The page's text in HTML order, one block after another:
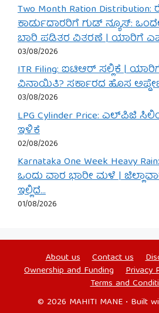
Two Month Ration
ಕಾರ್ಡುದಾರರಿಗೆ ಗುಡ್ ನ್ಯೂಸ್:
ಬಾರಿ ಪಡಿತರ ವಿತರಣೆ | ಯಾರಿಗೆ
03/08/2026
ITR Filing: ಐಟಿಆರ್ ಸಲ್ಲಿಕೆ |
ವಿನಾಯಿತಿ? ಸರ್ಕಾರದ ಹೊಸ
03/08/2026
LPG Cylinder Price: ಎಲ್‌ಪಿಜಿ
ಇಳಿಕೆ
02/08/2026
Karnataka One Week Heavy
ಒಂದು ವಾರ ಭಾರೀ ಮಳೆ |
ಇಲ್ಲಿದೆ…
01/08/2026
About us Contact us
Ownership and Funding
Privacy
Terms and
© 2026 MAHITI MANE• Built